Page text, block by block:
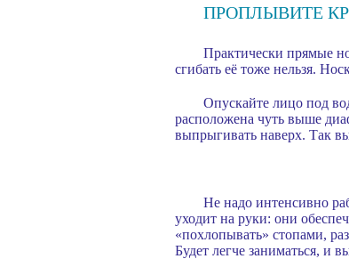
ПРОПЛЫВИТЕ
Практически прямые
сгибать её тоже нельзя.
Опускайте лицо под
расположена чуть выше
выпрыгивать наверх. Так вы
Не надо интенсивно
уходит на руки: они
«похлопывать» стопами,
Будет легче заниматься, и